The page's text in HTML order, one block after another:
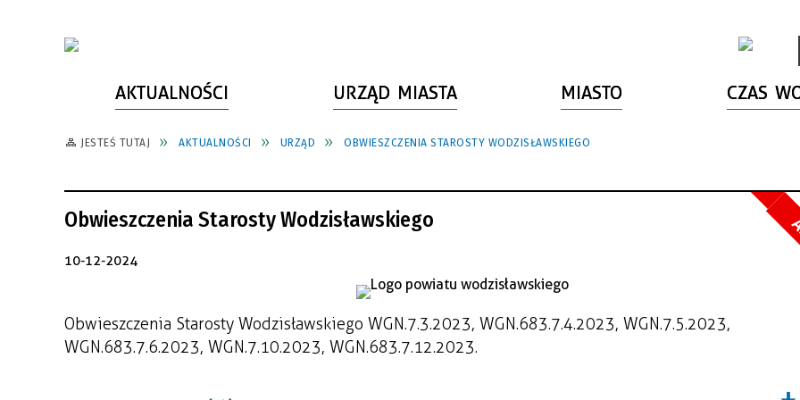
AKTUALNOŚCI URZĄD MIASTA
WŁADZE MIASTA
URZĄD STANU CYWILNEGO
RADA MIEJSKA
STRATEGIE, PLANY, PROGRAMY
MIASTO
INFORMACJE O MIEŚCIE
PARTNERZY, NGO
JEDNOSTKI MIEJSKIE
INWESTYCJE MIEJSKIE
CZAS
SPORT
SZLAKI TURYSTYCZNE
ZABYTKI
ZAŁATW SPRAWĘ
BEZPIECZEŃSTWO
ZWIERZĘTA W GMINIE
INFORMATOR
JESTEŚ TUTAJ AKTUALNOŚCI URZĄD OBWIESZCZENIA STAROSTY WODZISŁAWSKIEGO
Obwieszczenia Starosty Wodzisławskiego
10-12-2024
Obwieszczenia Starosty Wodzisławskiego WGN.7.3.2023, WGN.683.7.4.2023, WGN.7.5.2023,
WGN.683.7.6.2023, WGN.7.10.2023, WGN.683.7.12.2023.